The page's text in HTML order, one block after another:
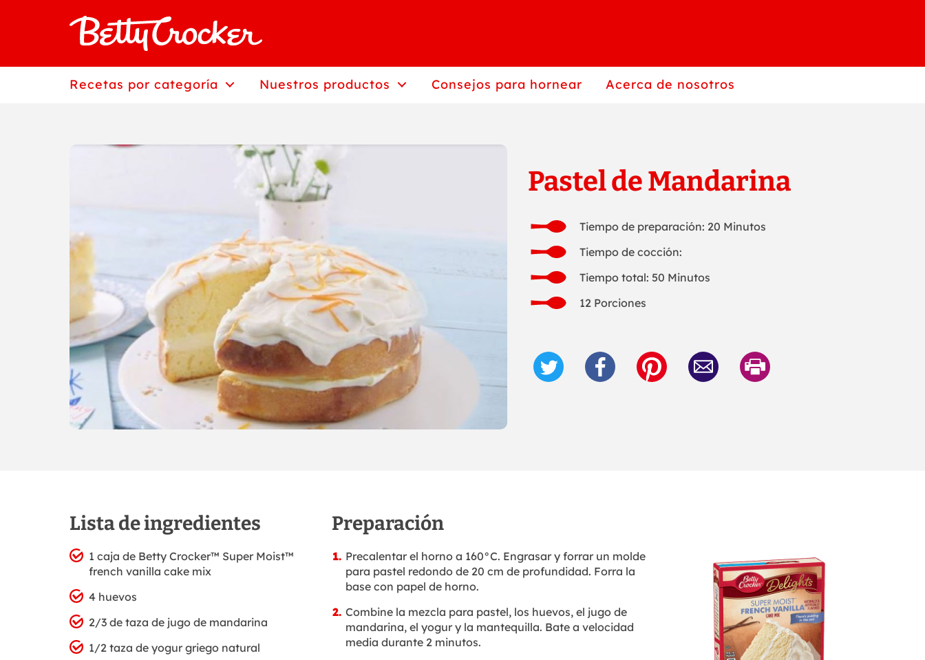
Recetas por categoría Nuestros productos Consejos para hornear Acerca de nosotros
Pastel de Mandarina
Tiempo de preparación: 20 Minutos
Tiempo de cocción:
Tiempo total: 50 Minutos
12 Porciones
Lista de ingredientes
1 caja de Betty Crocker™ Super Moist™
french vanilla cake mix
4 huevos
2/3 de taza de jugo de mandarina
1/2 taza de yogur griego natural
Preparación
Precalentar el horno a 160°C. Engrasar y forrar un molde
para pastel redondo de 20 cm de profundidad. Forra la
base con papel de horno.
Combine la mezcla para pastel, los huevos, el jugo de
mandarina, el yogur y la mantequilla. Bate a velocidad
media durante 2 minutos.